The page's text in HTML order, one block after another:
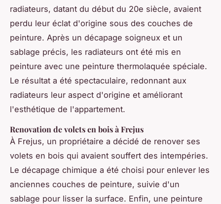
radiateurs, datant du début du 20e siècle, avaient
perdu leur éclat d'origine sous des couches de
peinture. Après un décapage soigneux et un
sablage précis, les radiateurs ont été mis en
peinture avec une peinture thermolaquée spéciale.
Le résultat a été spectaculaire, redonnant aux
radiateurs leur aspect d'origine et améliorant
l'esthétique de l'appartement.
Renovation de volets en bois à Frejus
À Frejus, un propriétaire a décidé de renover ses
volets en bois qui avaient souffert des intempéries.
Le décapage chimique a été choisi pour enlever les
anciennes couches de peinture, suivie d'un
sablage pour lisser la surface. Enfin, une peinture